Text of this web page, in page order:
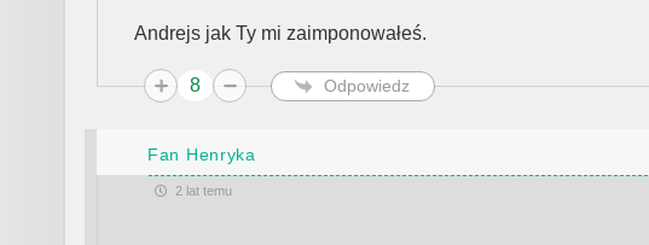
Andrejs jak Ty mi zaimponowałeś.
8 Odpowiedz
Fan Henryka
2 lat temu